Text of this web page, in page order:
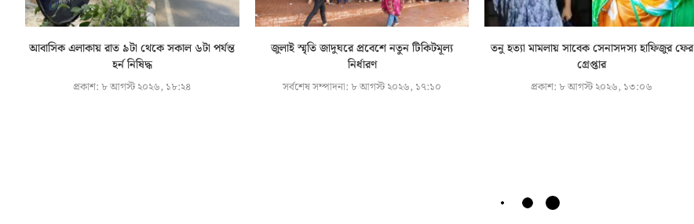
আবাসিক এলাকায় রাত ৯টা থেকে সকাল ৬টা পর্যন্ত
হর্ন নিষিদ্ধ
প্রকাশ: ৮ আগস্ট ২০২৬, ১৮:২৪
জুলাই স্মৃতি জাদুঘরে প্রবেশে নতুন টিকিটমূল্য
নির্ধারণ
সর্বশেষ সম্পাদনা: ৮ আগস্ট ২০২৬, ১৭:১০
তনু হত্যা মামলায় সাবেক সেনাসদস্য হাফিজুর ফের
গ্রেপ্তার
প্রকাশ: ৮ আগস্ট ২০২৬, ১৩:০৬